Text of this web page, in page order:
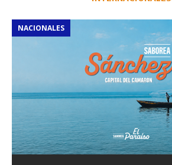
NACIONALES